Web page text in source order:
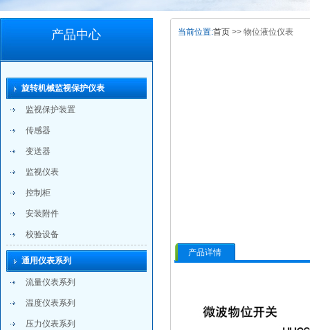
产品中心
旋转机械监视保护仪表
监视保护装置
传感器
变送器
监视仪表
控制柜
安装附件
校验设备
通用仪表系列
流量仪表系列
温度仪表系列
压力仪表系列
当前位置:首页 >> 物位液位仪表
产品详情